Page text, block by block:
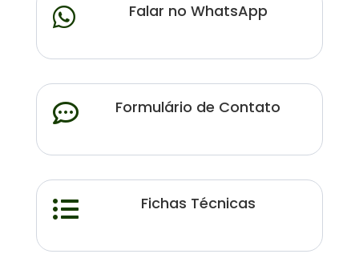
 Falar no WhatsApp
 Formulário de Contato
 Fichas Técnicas